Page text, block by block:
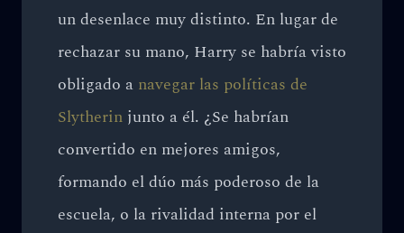
un desenlace muy distinto. En lugar de
rechazar su mano, Harry se habría visto
obligado a navegar las políticas de
Slytherin junto a él. ¿Se habrían
convertido en mejores amigos,
formando el dúo más poderoso de la
escuela, o la rivalidad interna por el